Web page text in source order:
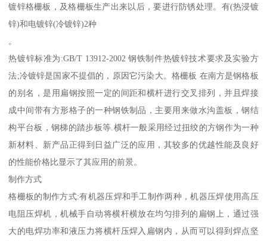
镀锌格栅板，及格栅板生产出来以后，要进行防锈处理。有(热浸镀
锌)和电镀锌(冷镀锌)2种
。
热镀锌标准为:GB/T 13912-2002 钢铁制件热镀锌技术要求及实验方
法;冷镀锌是国家不提倡的，原因它污染大。格栅板 在南方是钢格板
的别名，是用扁钢按照一定的间距和横杆进行交叉排列，并且焊接
成中间带有方形格子的一种钢铁制品，主要用来做水沟盖板，钢结
构平台板，钢梯的踏步板等.横杆一般采用经过扭绞的方钢作为一种
新材料、新产品正得到日益广泛的应用，其较多的优越性能及良好
的性能价格比显示了其应用的前景。
制作方式
格栅板的制作方式:有机器压焊和手工制作两种，机器压焊使用高压
电阻压焊机，机械手自动将横杆横放在均匀排列的扁钢上，通过强
大的电焊功率和液压力将横杆压焊入扁钢内，从而可以得到焊点坚